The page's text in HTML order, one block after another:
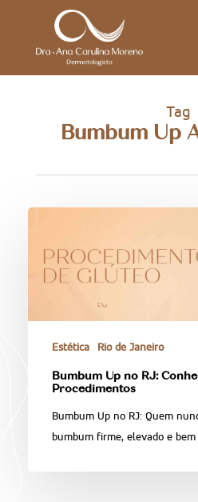
Tag
Bumbum Up
Estética Rio de Janeiro
Bumbum Up no RJ:
Procedimentos
Bumbum Up no RJ: Quem
bumbum firme, elevado e